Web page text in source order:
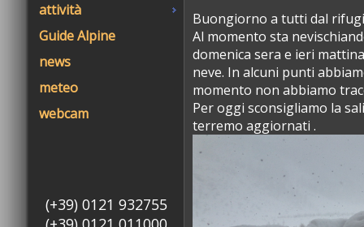
attività
Guide Alpine
news
meteo
webcam
(+39) 0121 932755
Buongiorno a tutti dal
Al momento sta
domenica sera e ieri
neve. In alcuni punti
momento non abbiamo
Per oggi sconsigliamo la
terremo aggiornati .